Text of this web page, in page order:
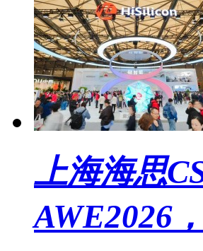
上海海思
AWE2026